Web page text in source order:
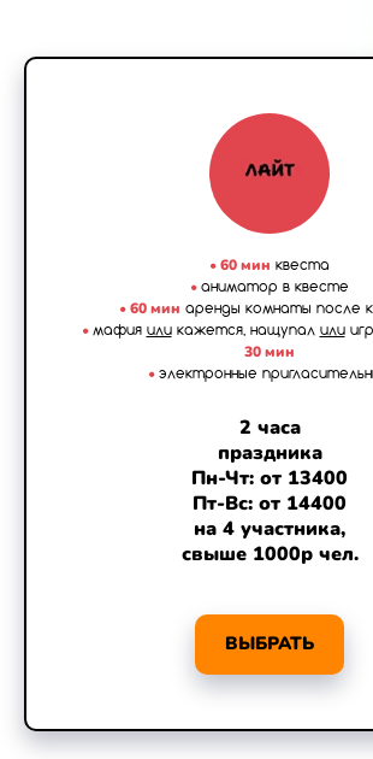
•60 мин квеста
• аниматор в квесте
•60 мин аренды комнаты после
• мафия иликажется, нащупал или
30 мин
• электронные
2 часа
праздника
Пн-Чт: от 13400
Пт-Вс: от 14400
на 4 участника,
свыше 1000р чел.
ВЫБРАТЬ